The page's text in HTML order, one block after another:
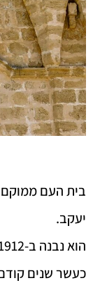
בית העם ממוקם
יעקב.
כעשר שנים